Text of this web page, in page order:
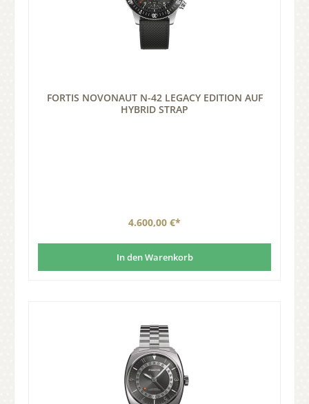
FORTIS NOVONAUT N-42 LEGACY EDITION AUF
HYBRID STRAP
4.600,00 €*
In den Warenkorb